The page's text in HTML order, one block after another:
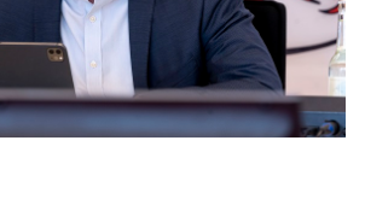
CDU Potsdam